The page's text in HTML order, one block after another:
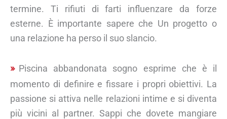
termine. Ti rifiuti di farti influenzare da forze
esterne. È importante sapere che Un progetto o
una relazione ha perso il suo slancio.
Piscina abbandonata sogno esprime che è il
momento di definire e fissare i propri obiettivi. La
passione si attiva nelle relazioni intime e si diventa
più vicini al partner. Sappi che dovete mangiare